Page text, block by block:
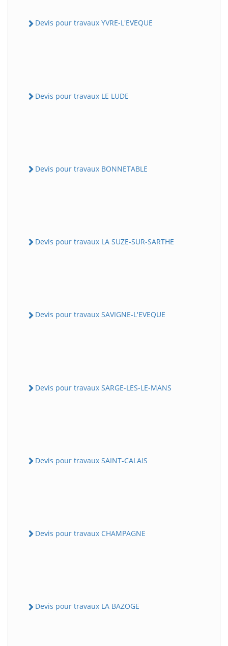
Devis pour travaux YVRE-L'EVEQUE
Devis pour travaux LE LUDE
Devis pour travaux BONNETABLE
Devis pour travaux LA SUZE-SUR-SARTHE
Devis pour travaux SAVIGNE-L'EVEQUE
Devis pour travaux SARGE-LES-LE-MANS
Devis pour travaux SAINT-CALAIS
Devis pour travaux CHAMPAGNE
Devis pour travaux LA BAZOGE